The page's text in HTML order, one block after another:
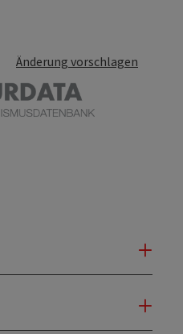
Änderung vorschlagen